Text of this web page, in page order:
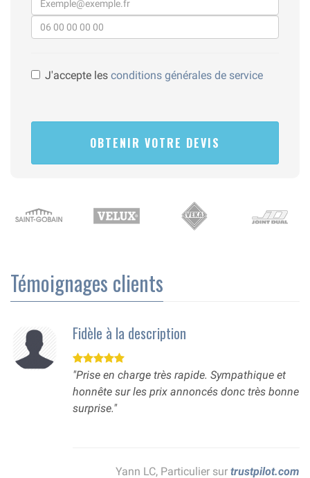
J'accepte les conditions générales de service
Témoignages clients
Fidèle à la description
"Prise en charge très rapide. Sympathique et
honnête sur les prix annoncés donc très bonne
surprise."
Yann LC, Particulier sur trustpilot.com